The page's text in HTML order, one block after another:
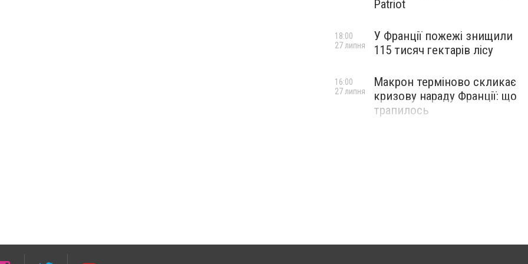
Patriot
У Франції пожежі знищили
115 тисяч гектарів лісу
18:00
27 липня
Макрон терміново скликає
кризову нараду Франції: що
трапилось
16:00
27 липня